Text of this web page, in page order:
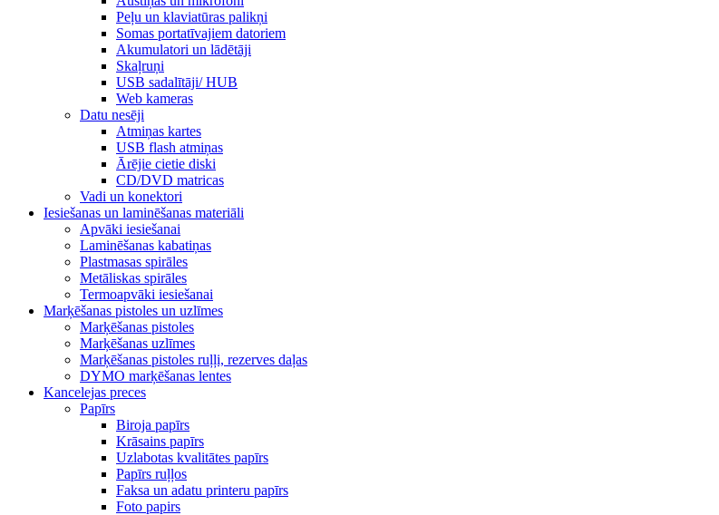
Peļu un klaviatūras palikņi
Somas portatīvajiem datoriem
Akumulatori un lādētāji
Skaļruņi
USB sadalītāji/ HUB
Web kameras
Datu nesēji
Atmiņas kartes
USB flash atmiņas
Ārējie cietie diski
CD/DVD matricas
Vadi un konektori
Iesiešanas un laminēšanas materiāli
Apvāki iesiešanai
Laminēšanas kabatiņas
Plastmasas spirāles
Metāliskas spirāles
Termoapvāki iesiešanai
Marķēšanas pistoles un uzlīmes
Marķēšanas pistoles
Marķēšanas uzlīmes
Marķēšanas pistoles ruļļi, rezerves daļas
DYMO marķēšanas lentes
Kancelejas preces
Papīrs
Biroja papīrs
Krāsains papīrs
Uzlabotas kvalitātes papīrs
Papīrs ruļļos
Faksa un adatu printeru papīrs
Foto papirs